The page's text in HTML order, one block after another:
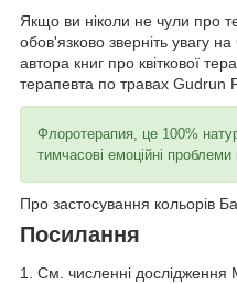
Якщо ви ніколи не чули про
обов'язково зверніть увагу
автора книг про квіткової
терапевта по травах Gudrun
Флоротерапия, це 100%
тимчасові емоційні проблеми
Про застосування кольорів
Посилання
1. См. численні